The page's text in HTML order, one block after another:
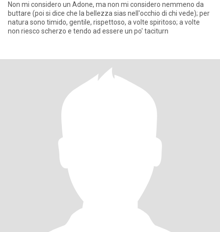
Non mi considero un Adone, ma non mi considero nemmeno da
buttare (poi si dice che la bellezza sias nell'occhio di chi vede); per
natura sono timido, gentile, rispettoso, a volte spiritoso; a volte
non riesco scherzo e tendo ad essere un po' taciturn